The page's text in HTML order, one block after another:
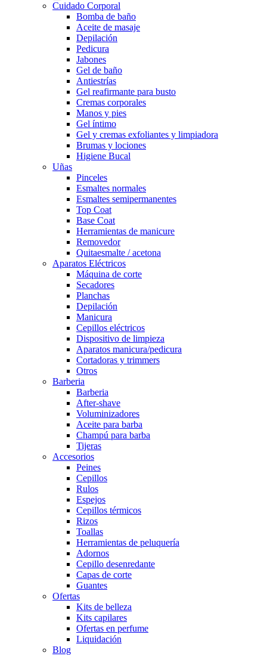
Cuidado Corporal
Bomba de baño
Aceite de masaje
Depilación
Pedicura
Jabones
Gel de baño
Antiestrías
Gel reafirmante para busto
Cremas corporales
Manos y pies
Gel íntimo
Gel y cremas exfoliantes y limpiadora
Brumas y lociones
Higiene Bucal
Uñas
Pinceles
Esmaltes normales
Esmaltes semipermanentes
Top Coat
Base Coat
Herramientas de manicure
Removedor
Quitaesmalte / acetona
Aparatos Eléctricos
Máquina de corte
Secadores
Planchas
Depilación
Manicura
Cepillos eléctricos
Dispositivo de limpieza
Aparatos manicura/pedicura
Cortadoras y trimmers
Otros
Barberia
Barberia
After-shave
Voluminizadores
Aceite para barba
Champú para barba
Tijeras
Accesorios
Peines
Cepillos
Rulos
Espejos
Cepillos térmicos
Rizos
Toallas
Herramientas de peluquería
Adornos
Cepillo desenredante
Capas de corte
Guantes
Ofertas
Kits de belleza
Kits capilares
Ofertas en perfume
Liquidación
Blog